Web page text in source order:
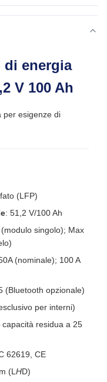
di energia
V 100 Ah
per esigenze di
(LFP)
: 51,2 V/100 Ah
singolo); Max
(nominale); 100 A
(Bluetooth opzionale)
per interni)
capacità residua a 25
62619, CE
(LHD)